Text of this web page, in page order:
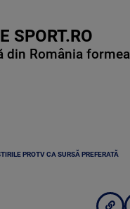
SPORT.RO
din România
PROTV CA SURSĂ PREFERATĂ